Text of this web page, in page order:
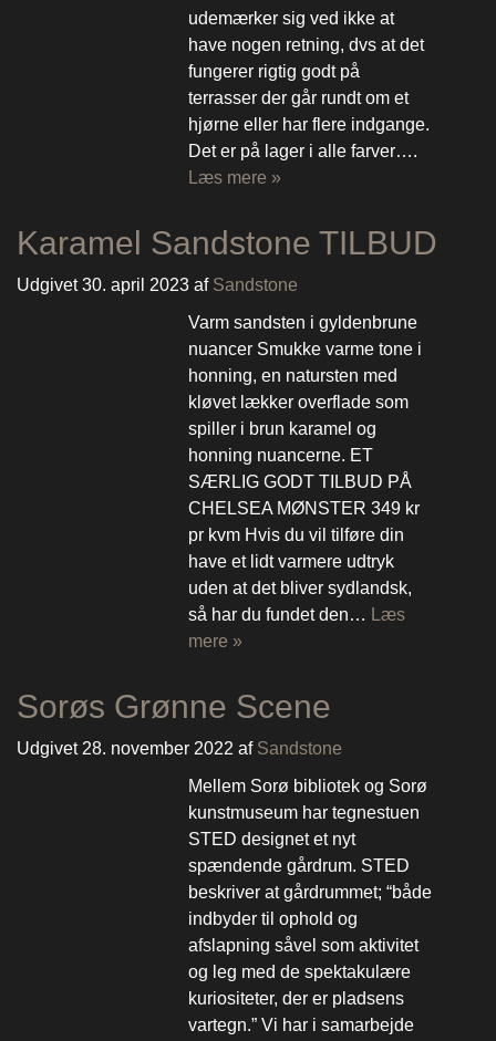
udemærker sig ved ikke at
have nogen retning, dvs at det
fungerer rigtig godt på
terrasser der går rundt om et
hjørne eller har flere indgange.
Det er på lager i alle farver….
Læs mere »
Karamel Sandstone TILBUD
Udgivet30. april 2023 af Sandstone
Varm sandsten i gyldenbrune
nuancer Smukke varme tone i
honning, en natursten med
kløvet lækker overflade som
spiller i brun karamel og
honning nuancerne. ET
SÆRLIG GODT TILBUD PÅ
CHELSEA MØNSTER 349 kr
pr kvm Hvis du vil tilføre din
have et lidt varmere udtryk
uden at det bliver sydlandsk,
så har du fundet den… Læs
mere »
Sorøs Grønne Scene
Udgivet 28. november 2022 af Sandstone
Mellem Sorø bibliotek og Sorø
kunstmuseum har tegnestuen
STED designet et nyt
spændende gårdrum. STED
beskriver at gårdrummet; “både
indbyder til ophold og
afslapning såvel som aktivitet
og leg med de spektakulære
kuriositeter, der er pladsens
vartegn.” Vi har i samarbejde